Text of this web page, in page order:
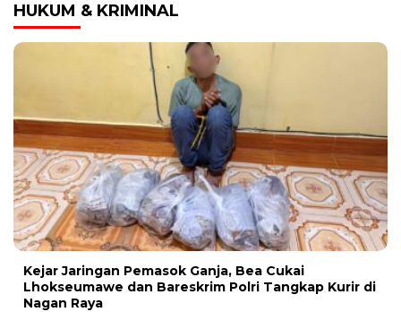
HUKUM & KRIMINAL
Kejar Jaringan Pemasok Ganja, Bea Cukai
Lhokseumawe dan Bareskrim Polri Tangkap Kurir di
Nagan Raya